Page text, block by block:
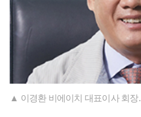
▲ 이경환 비에이치 대표이사 회장.